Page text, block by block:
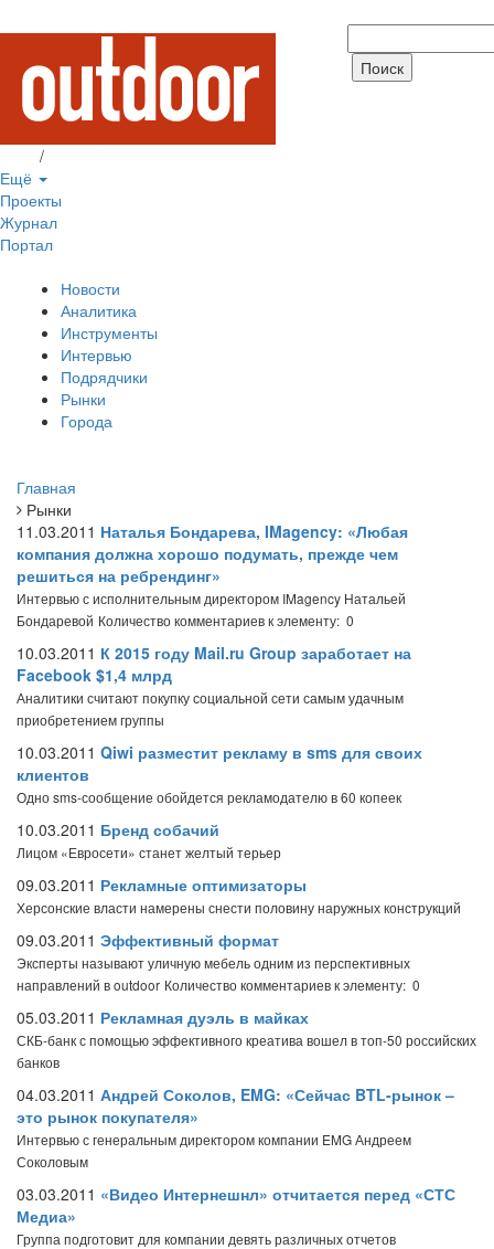
/
Ещё
Проекты
Журнал
Портал
Новости
Аналитика
Инструменты
Интервью
Подрядчики
Рынки
Города
Главная
Рынки
11.03.2011 Наталья Бондарева, IMagency: «Любая
компания должна хорошо подумать, прежде чем
решиться на ребрендинг»
Интервью с исполнительным директором IMagency Натальей
Бондаревой Количество комментариев к элементу: 0
10.03.2011 К 2015 году Mail.ru Group заработает на
Facebook $1,4 млрд
Аналитики считают покупку социальной сети самым удачным
приобретением группы
10.03.2011 Qiwi разместит рекламу в sms для своих
клиентов
Одно sms-сообщение обойдется рекламодателю в 60 копеек
10.03.2011 Бренд собачий
Лицом «Евросети» станет желтый терьер
09.03.2011 Рекламные оптимизаторы
Херсонские власти намерены снести половину наружных конструкций
09.03.2011 Эффективный формат
Эксперты называют уличную мебель одним из перспективных
направлений в outdoor Количество комментариев к элементу: 0
05.03.2011 Рекламная дуэль в майках
СКБ-банк с помощью эффективного креатива вошел в топ-50 российских
банков
04.03.2011 Андрей Соколов, EMG: «Сейчас BTL-рынок –
это рынок покупателя»
Интервью с генеральным директором компании EMG Андреем
Соколовым
03.03.2011 «Видео Интернешнл» отчитается перед «СТС
Медиа»
Группа подготовит для компании девять различных отчетов